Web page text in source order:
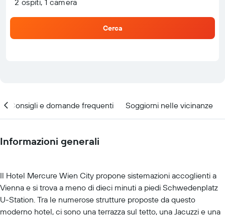
2 ospiti, 1 camera
Cerca
Consigli e domande frequenti Soggiorni nelle vicinanze
Informazioni generali
Il Hotel Mercure Wien City propone sistemazioni accoglienti a
Vienna e si trova a meno di dieci minuti a piedi Schwedenplatz
U-Station. Tra le numerose strutture proposte da questo
moderno hotel, ci sono una terrazza sul tetto, una Jacuzzi e una